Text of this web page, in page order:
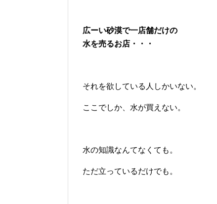
広ーい砂漠で一店舗だけの
水を売るお店・・・
それを欲している人しかいない。
ここでしか、水が買えない。
水の知識なんてなくても。
ただ立っているだけでも。